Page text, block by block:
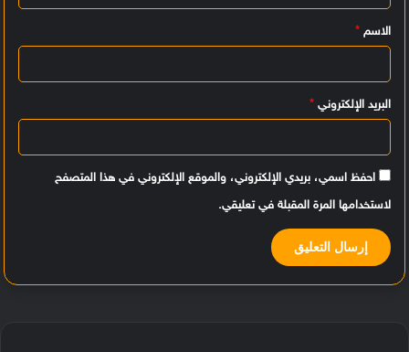
ي
ق
الاسم *
البريد الإلكتروني *
احفظ اسمي، بريدي الإلكتروني، والموقع الإلكتروني في هذا المتصفح
لاستخدامها المرة المقبلة في تعليقي.